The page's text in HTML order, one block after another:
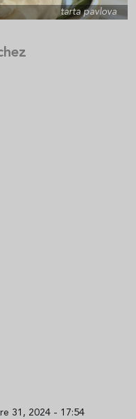
tarta pavlova
31, 2024 - 17:54